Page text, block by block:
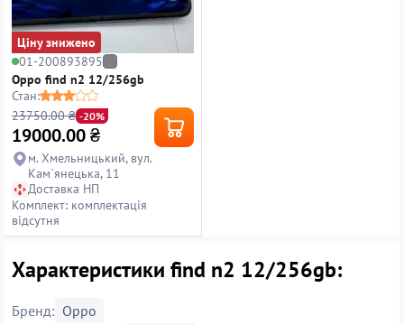
Ціну знижено
01-200893895
Oppo find n2 12/256gb
Стан:
23750.00 ₴ -20%
19000.00₴
м. Хмельницький, вул.
Кам`янецька, 11
Доставка НП
Комплект: комплектація
відсутня
Характеристики find n2 12/256gb:
Бренд: Oppo